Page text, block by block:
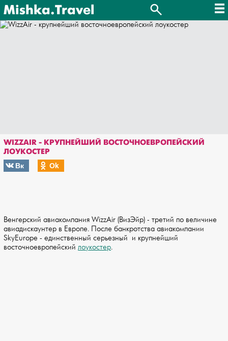
Mishka.Travel
WIZZAIR - КРУПНЕЙШИЙ ВОСТОЧНОЕВРОПЕЙСКИЙ
ЛОУКОСТЕР
Вк
Оk
Венгерский авиакомпания WizzAir (ВизЭйр) - третий по величине
авиадискаунтер в Европе. После банкротства авиакомпании
SkyEurope - единственный серьезный и крупнейший
восточноевропейский лоукостер.